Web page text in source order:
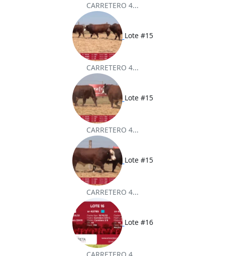
CARRETERO 4...
Lote #15
CARRETERO 4...
Lote #15
CARRETERO 4...
Lote #15
CARRETERO 4...
Lote #16